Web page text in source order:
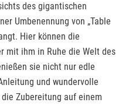
des gigantischen
Umbenennung von „Table
Hier können die
mit ihm in Ruhe die Welt des
sie nicht nur edle
und wundervolle
Zubereitung auf einem